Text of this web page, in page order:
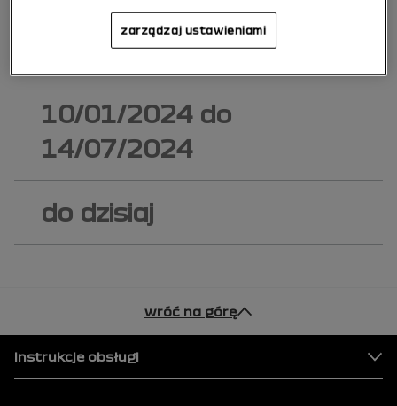
15/07/2024do
12/01/2025
10/01/2024 do
14/07/2024
do dzisiaj
wróć na górę
Stopka
Instrukcje obsługi
zarządzaj ustawieniami